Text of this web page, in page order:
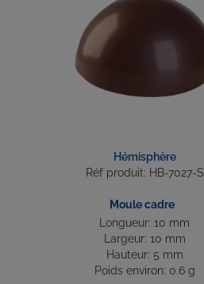
Hémisphère
Réf produit: HB-7027-S
Moule cadre
Longueur: 10 mm
Largeur: 10 mm
Hauteur: 5 mm
Poids environ: 0.6 g